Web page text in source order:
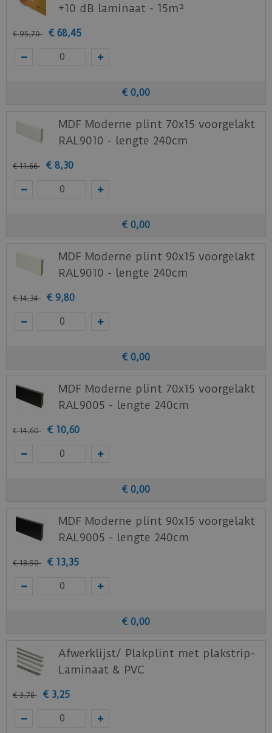
+10 dB laminaat - 15m²
€ 95,70 € 68,45
€ 0,00
MDF Moderne plint 70x15 voorgelakt
RAL9010 - lengte 240cm
€ 11,66 € 8,30
€ 0,00
MDF Moderne plint 90x15 voorgelakt
RAL9010 - lengte 240cm
€ 14,34 € 9,80
€ 0,00
MDF Moderne plint 70x15 voorgelakt
RAL9005 - lengte 240cm
€ 14,60 € 10,60
€ 0,00
MDF Moderne plint 90x15 voorgelakt
RAL9005 - lengte 240cm
€ 18,50 € 13,35
€ 0,00
Afwerklijst/ Plakplint met plakstrip-
Laminaat & PVC
€ 3,78 € 3,25